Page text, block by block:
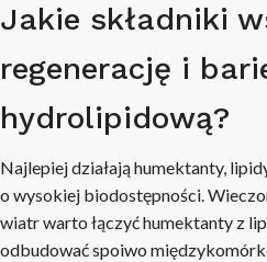
Jakie składniki
regenerację i
hydrolipidową?
Najlepiej działają humektanty,
o wysokiej biodostępności.
wiatr warto łączyć humektanty z
odbudować spoiwo